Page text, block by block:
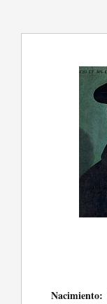
Nacimiento: